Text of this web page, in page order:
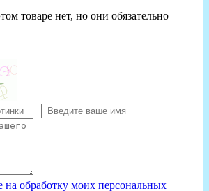
товаре нет, но они обязательно
на обработку моих персональных